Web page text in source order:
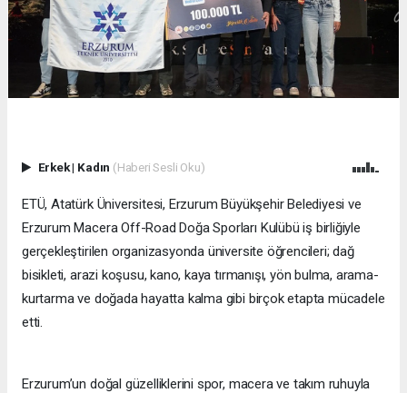
Erkek| Kadın (Haberi Sesli Oku)
ETÜ, Atatürk Üniversitesi, Erzurum Büyükşehir Belediyesi ve
Erzurum Macera Off-Road Doğa Sporları Kulübü iş birliğiyle
gerçekleştirilen organizasyonda üniversite öğrencileri; dağ
bisikleti, arazi koşusu, kano, kaya tırmanışı, yön bulma, arama-
kurtarma ve doğada hayatta kalma gibi birçok etapta mücadele
etti.
Erzurum’un doğal güzelliklerini spor, macera ve takım ruhuyla